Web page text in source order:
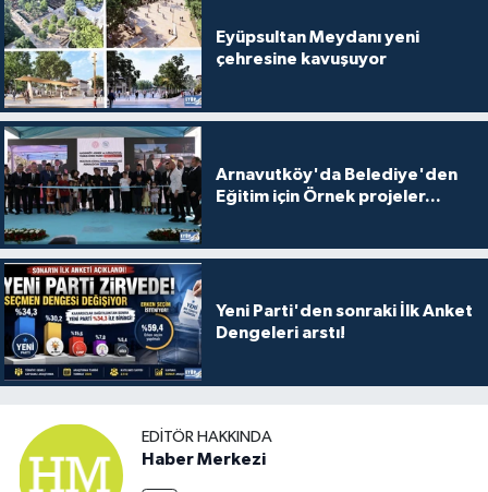
Eyüpsultan Meydanı yeni
çehresine kavuşuyor
Arnavutköy'da Belediye'den
Eğitim için Örnek projeler...
Yeni Parti'den sonraki İlk Anket
Dengeleri arstı!
EDITÖR HAKKINDA
Haber Merkezi